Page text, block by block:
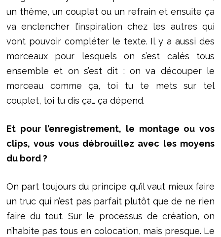
un thème, un couplet ou un refrain et ensuite ça
va enclencher l’inspiration chez les autres qui
vont pouvoir compléter le texte. Il y a aussi des
morceaux pour lesquels on s’est calés tous
ensemble et on s’est dit : on va découper le
morceau comme ça, toi tu te mets sur tel
couplet, toi tu dis ça… ça dépend.
Et pour l’enregistrement, le montage ou vos
clips, vous vous débrouillez avec les moyens
du bord ?
On part toujours du principe qu’il vaut mieux faire
un truc qui n’est pas parfait plutôt que de ne rien
faire du tout. Sur le processus de création, on
n’habite pas tous en colocation, mais presque. Le